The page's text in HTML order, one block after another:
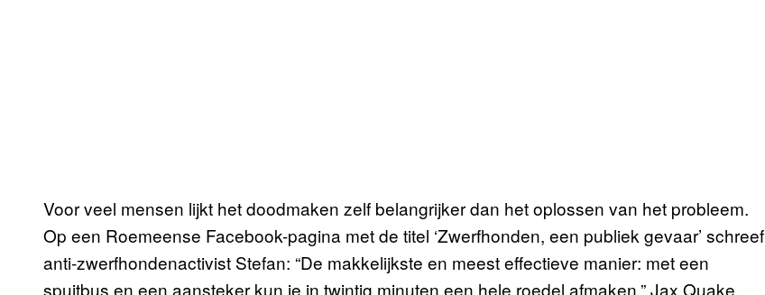
Voor veel mensen lijkt het doodmaken zelf belangrijker dan het oplossen van het probleem.
Op een Roemeense Facebook-pagina met de titel ‘Zwerfhonden, een publiek gevaar’ schreef
anti-zwerfhondenactivist Stefan: “De makkelijkste en meest effectieve manier: met een
spuitbus en een aansteker kun je in twintig minuten een hele roedel afmaken.” Jax Quake,